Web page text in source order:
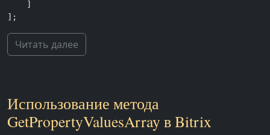
];
Читать далее
Использование метода
GetPropertyValuesArray в Bitrix